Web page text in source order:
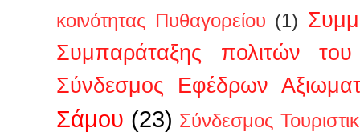
κοινότητας Πυθαγορείου (1)
Συμπαράταξης πολιτών του
Σύνδεσμος Εφέδρων
Σάμου (23) Σύνδεσμος